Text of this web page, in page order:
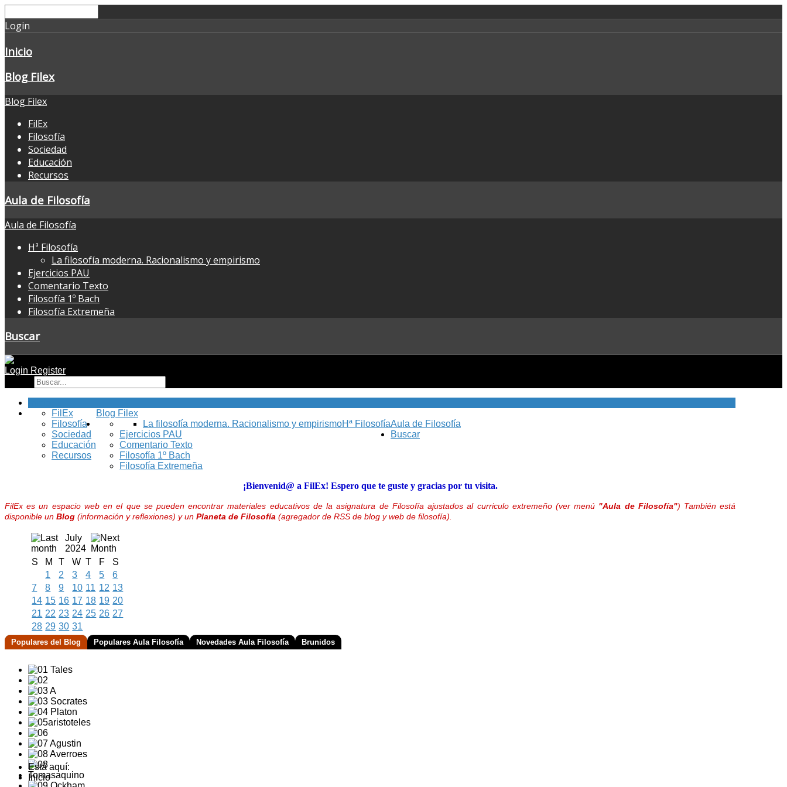
Login
Inicio
Blog Filex
Blog Filex
FilEx
Filosofía
Sociedad
Educación
Recursos
Aula de Filosofía
Aula de Filosofía
Hª Filosofía
La filosofía moderna. Racionalismo y empirismo
Ejercicios PAU
Comentario Texto
Filosofía 1º Bach
Filosofía Extremeña
Buscar
Login Register
Blog Filex
FilEx
Filosofía
Sociedad
Educación
Recursos
Aula de Filosofía
Hª Filosofía
La filosofía moderna. Racionalismo y empirismo
Ejercicios PAU
Comentario Texto
Filosofía 1º Bach
Filosofía Extremeña
Buscar
¡Bienvenid@ a FilEx! Espero que te guste y gracias por tu visita.
FilEx es un espacio web en el que se pueden encontrar materiales educativos de la asignatura de Filosofía ajustados al curriculo extremeño (ver menú "Aula de Filosofía") También está
disponible un Blog (información y reflexiones) y un Planeta de Filosofía (agregador de RSS de blog y web de filosofía).
July
2024
S
M T W T F
S
1
2 3 4 5
6
7
8 9 10 11 12 13
14 15 16 17 18 19 20
21 22 23 24 25 26 27
28 29 30 31
Populares del Blog Populares Aula Filosofía Novedades Aula Filosofía Brunidos
Está aquí:
Inicio